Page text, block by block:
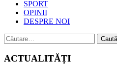
SPORT
OPINII
DESPRE NOI
Caută
după:
ACTUALITĂȚI